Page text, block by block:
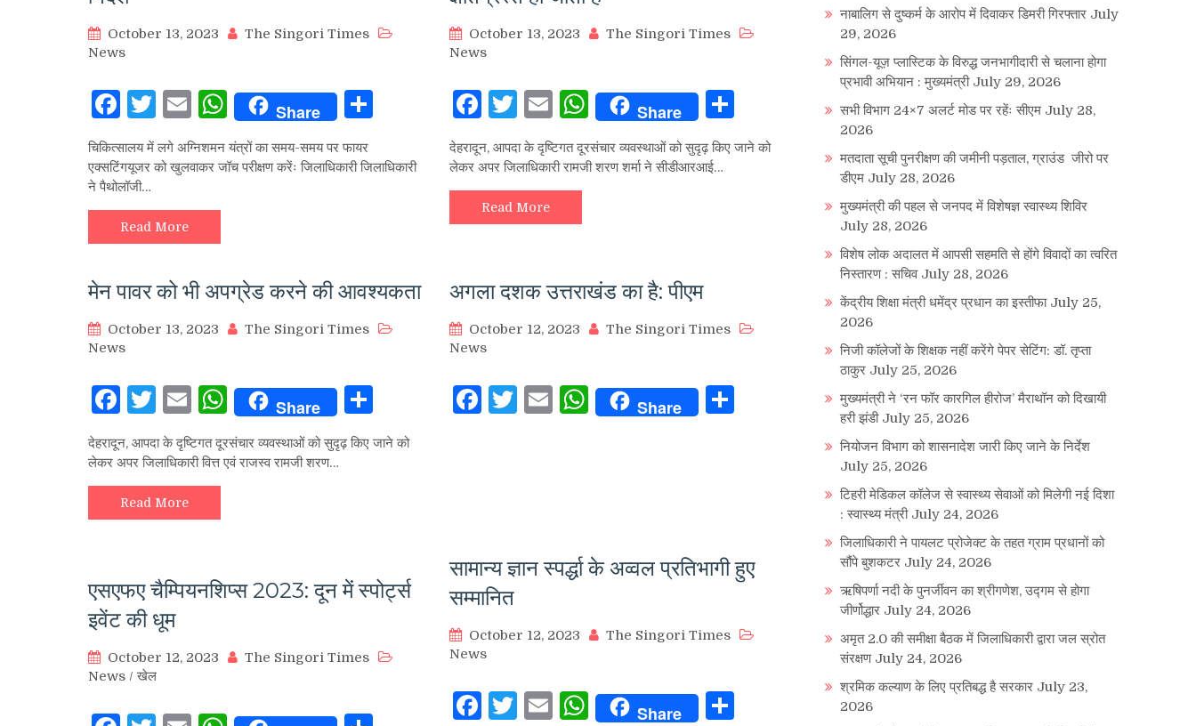
October 13, 2023
The Singori Times
News
Facebook
Twitter
EmailWhatsApp
Share
चिकित्सालय में लगे अग्निशमन यंत्रों का समय-समय पर फायर
एक्सटिंगयूजर को खुलवाकर जॉच परीक्षण करेंः जिलाधिकारी जिलाधिकारी
ने पैथोलॉजी…
Read More
October 13, 2023
The Singori Times
News
Facebook
Twitter
EmailWhatsApp
Share
देहरादून, आपदा के दृष्टिगत दूरसंचार व्यवस्थाओं को सुदृढ़ किए जाने को
लेकर अपर जिलाधिकारी रामजी शरण शर्मा ने सीडीआरआई…
Read More
मेन पावर को भी अपग्रेड करने की आवश्यकता
October 13, 2023
The Singori Times
News
Facebook
Twitter
EmailWhatsApp
Share
देहरादून, आपदा के दृष्टिगत दूरसंचार व्यवस्थाओं को सुदृढ़ किए जाने को
लेकर अपर जिलाधिकारी वित्त एवं राजस्व रामजी शरण…
Read More
अगला दशक उत्तराखंड का है: पीएम
October 12, 2023
The Singori Times
News
Facebook
Twitter
EmailWhatsApp
Share
एसएफए चैम्पियनशिप्स 2023: दून में स्पोर्ट्स
इवेंट की धूम
October 12, 2023
The Singori Times
News /खेल
सामान्य ज्ञान स्पर्द्धा के अव्वल प्रतिभागी हुए
सम्मानित
October 12, 2023
The Singori Times
News
Facebook
Twitter
EmailWhatsApp
Share
नाबालिग से दुष्कर्म के आरोप में दिवाकर डिमरी गिरफ्तार July
29, 2026
सिंगल-यूज़ प्लास्टिक के विरुद्ध जनभागीदारी से चलाना होगा
प्रभावी अभियान : मुख्यमंत्री July 29, 2026
सभी विभाग 24×7 अलर्ट मोड पर रहेंः सीएम July 28,
2026
मतदाता सूची पुनरीक्षण की जमीनी पड़ताल, ग्राउंड जीरो पर
डीएम July 28, 2026
मुख्यमंत्री की पहल से जनपद में विशेषज्ञ स्वास्थ्य शिविर
July 28, 2026
विशेष लोक अदालत में आपसी सहमति से होंगे विवादों का त्वरित
निस्तारण : सचिव July 28, 2026
केंद्रीय शिक्षा मंत्री धमेंद्र प्रधान का इस्तीफा July 25,
2026
निजी कॉलेजों के शिक्षक नहीं करेंगे पेपर सेटिंग: डॉ. तृप्ता
ठाकुर July 25, 2026
मुख्यमंत्री ने ‘रन फॉर कारगिल हीरोज’ मैराथॉन को दिखायी
हरी झंडी July 25, 2026
नियोजन विभाग को शासनादेश जारी किए जाने के निर्देश
July 25, 2026
टिहरी मेडिकल कॉलेज से स्वास्थ्य सेवाओं को मिलेगी नई दिशा
: स्वास्थ्य मंत्री July 24, 2026
जिलाधिकारी ने पायलट प्रोजेक्ट के तहत ग्राम प्रधानों को
सौंपे बुशकटर July 24, 2026
ऋषिपर्णा नदी के पुनर्जीवन का श्रीगणेश, उद्गम से होगा
जीर्णोद्धार July 24, 2026
अमृत 2.0 की समीक्षा बैठक में जिलाधिकारी द्वारा जल स्रोत
संरक्षण July 24, 2026
श्रमिक कल्याण के लिए प्रतिबद्ध है सरकार July 23,
2026